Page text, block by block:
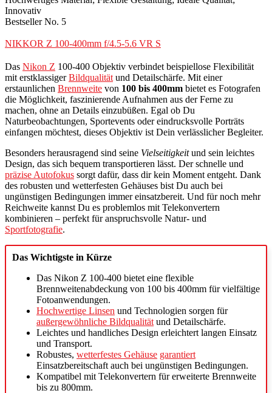
Innovativ
Bestseller No. 5
NIKKOR Z 100-400mm f/4.5-5.6 VR S
Das Nikon Z 100-400 Objektiv verbindet beispiellose Flexibilität
mit erstklassigerBildqualität und Detailschärfe. Mit einer
erstaunlichen Brennweite von 100 bis 400mm bietet es Fotografen
die Möglichkeit, faszinierende Aufnahmen aus der Ferne zu
machen, ohne an Details einzubüßen. Egal ob Du
Naturbeobachtungen, Sportevents oder eindrucksvolle Porträts
einfangen möchtest, dieses Objektiv ist Dein verlässlicher Begleiter.
Besonders herausragend sind seine Vielseitigkeitund sein leichtes
Design, das sich bequem transportieren lässt. Der schnelle und
präzise Autofokus sorgt dafür, dass dir kein Moment entgeht. Dank
des robusten und wetterfesten Gehäuses bist Du auch bei
ungünstigen Bedingungen immer einsatzbereit. Und für noch mehr
Reichweite kannst Du es problemlos mit Telekonvertern
kombinieren – perfekt für anspruchsvolle Natur- und
Sportfotografie.
Das Wichtigste in Kürze
Das Nikon Z 100-400 bietet eine flexible
Brennweitenabdeckung von 100 bis 400mm für vielfältige
Fotoanwendungen.
Hochwertige Linsen und Technologien sorgen für
außergewöhnliche Bildqualität und Detailschärfe.
Leichtes und handliches Design erleichtert langen Einsatz
und Transport.
Robustes, wetterfestes Gehäuse garantiert
Einsatzbereitschaft auch bei ungünstigen Bedingungen.
Kompatibel mit Telekonvertern für erweiterte Brennweite
bis zu 800mm.